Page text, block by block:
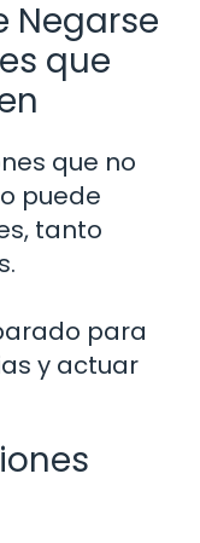
Negarse
que
que no
puede
tanto
para
y actuar